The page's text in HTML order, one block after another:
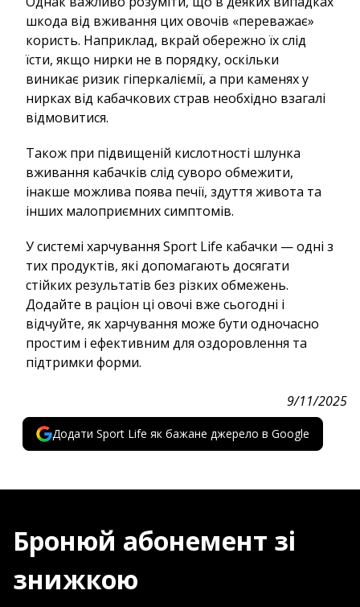
шкода від вживання цих овочів «переважає»
користь. Наприклад, вкрай обережно їх слід
їсти, якщо нирки не в порядку, оскільки
виникає ризик гіперкаліємії, а при каменях у
нирках від кабачкових страв необхідно взагалі
відмовитися.
Також при підвищеній кислотності шлунка
вживання кабачків слід суворо обмежити,
інакше можлива поява печії, здуття живота та
інших малоприємних симптомів.
У системі харчування Sport Life кабачки — одні з
тих продуктів, які допомагають досягати
стійких результатів без різких обмежень.
Додайте в раціон ці овочі вже сьогодні і
відчуйте, як харчування може бути одночасно
простим і ефективним для оздоровлення та
підтримки форми.
9/11/2025
Додати Sport Life як бажане джерело в Google
Бронюй абонемент зі
знижкою